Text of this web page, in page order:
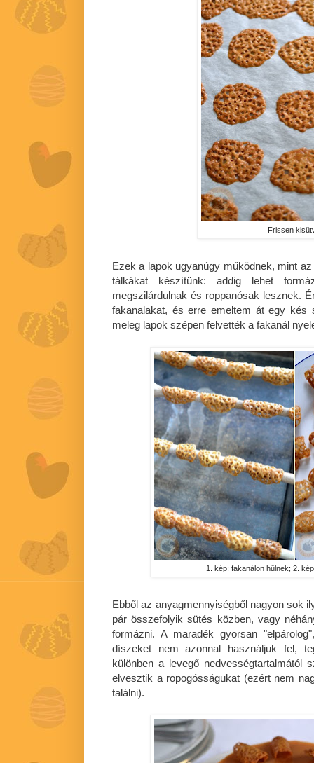
Frissen
Ezek a lapok ugyanúgy működnek, mint
tálkákat készítünk: addig lehet
megszilárdulnak és roppanósak lesznek.
fakanalakat, és erre emeltem át egy
meleg lapok szépen felvették a fakanál
1. kép: fakanálon hűlnek; 2.
Ebből az anyagmennyiségből nagyon sok
pár összefolyik sütés közben, vagy
formázni. A maradék gyorsan
díszeket nem azonnal használjuk fel,
különben a levegő nedvességtartalmától
elvesztik a ropogósságukat (ezért nem
találni).